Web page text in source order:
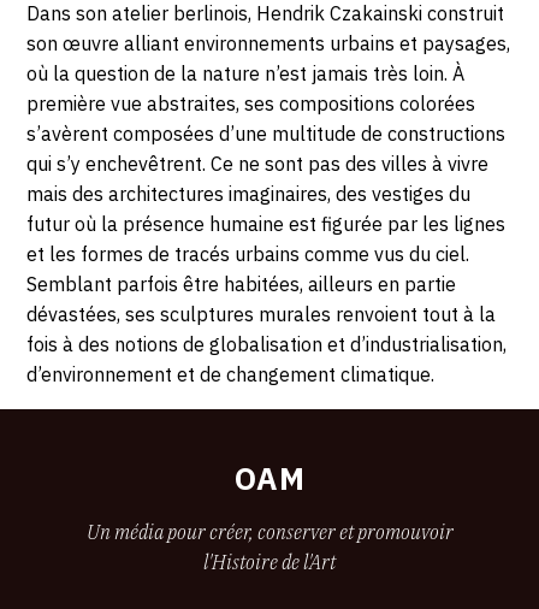
Dans son atelier berlinois, Hendrik Czakainski construit
son œuvre alliant environnements urbains et paysages,
où la question de la nature n’est jamais très loin. À
première vue abstraites, ses compositions colorées
s’avèrent composées d’une multitude de constructions
qui s’y enchevêtrent. Ce ne sont pas des villes à vivre
mais des architectures imaginaires, des vestiges du
futur où la présence humaine est figurée par les lignes
et les formes de tracés urbains comme vus du ciel.
Semblant parfois être habitées, ailleurs en partie
dévastées, ses sculptures murales renvoient tout à la
fois à des notions de globalisation et d’industrialisation,
d’environnement et de changement climatique.
OAM
Un média pour créer, conserver et promouvoir
l'Histoire de l'Art